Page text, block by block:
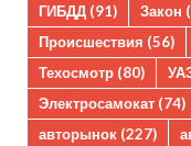
ГИБДД (91) Закон
Происшествия (56)
Техосмотр (80)
Электросамокат (74)
авторынок (227)